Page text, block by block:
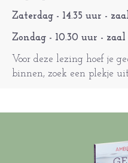
Zaterdag - 14.35 uur -
Zondag - 10.30 uur - zaal
Voor deze lezing hoef je
binnen, zoek een plekje